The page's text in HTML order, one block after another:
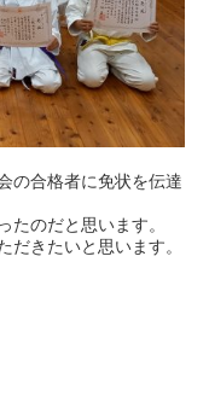
の合格者に免状を伝達
たのだと思います。
だきたいと思います。